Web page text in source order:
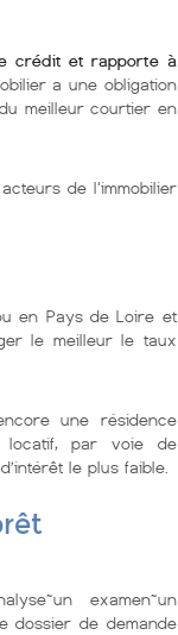
crédit et rapporte à
a une obligation
meilleur courtier en
de l'immobilier
en Pays de Loire et
le meilleur le taux
une résidence
locatif, par voie de
le plus faible.
examen~un
dossier de demande